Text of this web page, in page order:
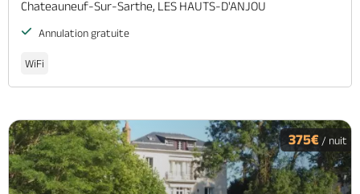
Chateauneuf-Sur-Sarthe, LES HAUTS-D'ANJOU
Annulation gratuite
WiFi
375€ / nuit